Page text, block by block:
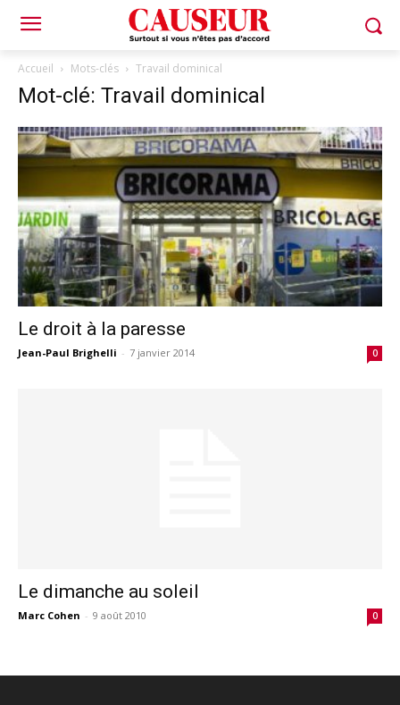
Accueil Mots-clés Travail dominical
Mot-clé: Travail dominical
Le droit à la paresse
Jean-Paul Brighelli - 7 janvier 2014 0
Le dimanche au soleil
Marc Cohen - 9 août 2010 0